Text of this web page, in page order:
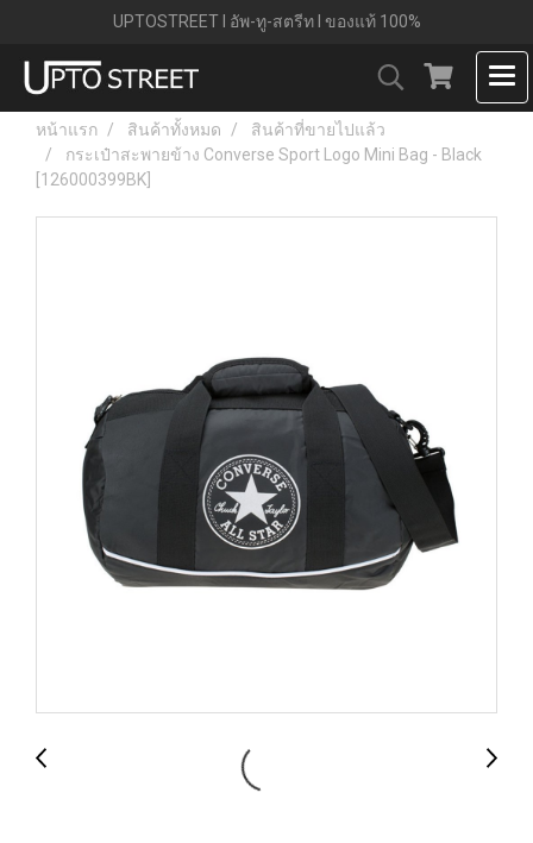
UPTOSTREET l อัพ-ทู-สตรีท l ของแท้ 100%
หน้าแรก สินค้าทั้งหมด
สินค้าที่ขายไปแล้ว
กระเป๋าสะพายข้าง Converse Sport Logo Mini Bag - Black
[126000399BK]